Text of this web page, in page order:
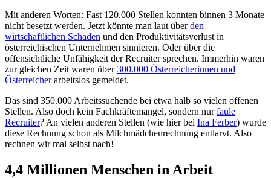
Mit anderen Worten: Fast 120.000 Stellen konnten binnen 3 Monate
nicht besetzt werden. Jetzt könnte man laut überden
wirtschaftlichen Schaden und den Produktivitätsverlust in
österreichischen Unternehmen sinnieren. Oder über die
offensichtliche Unfähigkeit der Recruiter sprechen. Immerhin waren
zur gleichen Zeit waren über300.000 Österreicherinnen und
Österreicherarbeitslos gemeldet.
Das sind 350.000 Arbeitssuchende bei etwa halb so vielen offenen
Stellen. Also doch kein Fachkräftemangel, sondern nurfaule
Recruiter? An vielen anderen Stellen (wie hier bei Ina Ferber) wurde
diese Rechnung schon als Milchmädchenrechnung entlarvt. Also
rechnen wir mal selbst nach!
4,4 Millionen Menschen in Arbeit